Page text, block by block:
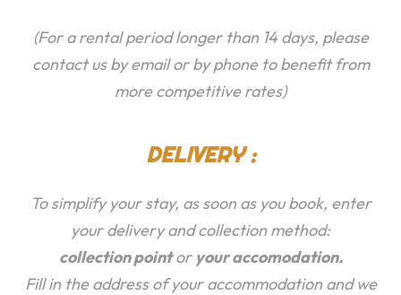
(For a rental period longer than 14 days, please
contact us by email or by phone to benefit from
more competitive rates)
DELIVERY :
To simplify your stay, as soon as you book, enter
your delivery and collection method:
collection pointor your accomodation.
Fill in the address of your accommodation and we